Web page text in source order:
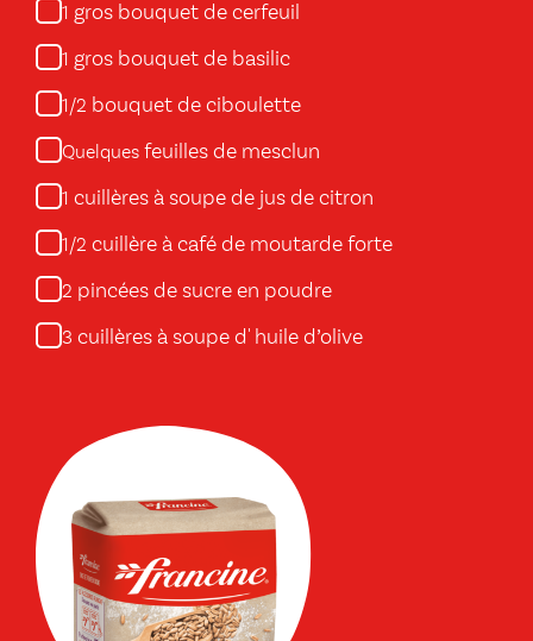
1 gros bouquet de cerfeuil
1 gros bouquet de basilic
1/2 bouquet de ciboulette
Quelques feuilles de mesclun
1 cuillères à soupe de jus de citron
1/2 cuillère à café de moutarde forte
2 pincées de sucre en poudre
3 cuillères à soupe d' huile d’olive